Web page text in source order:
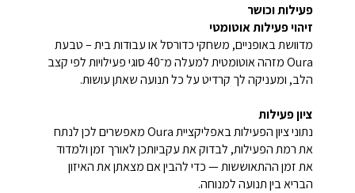
פעילות וכושר
זיהוי פעילות אוטומטי
מדוושת באופניים, משחקי כדורסל או עבודות בית – טבעת
Oura מזהה אוטומטית למעלה מ־40 סוגי פעילויות לפי קצב
הלב, ומעניקה לך קרדיט על כל תנועה שאתן עושות.
ציון פעילות
נתוני ציון הפעילות באפליקציית Oura מאפשרים לכן לנתח
את רמת הפעילות, לבדוק את עקביותכן לאורך זמן ולמדוד
את זמן ההתאוששות — כדי להבין אם מצאתן את האיזון
הבריא בין תנועה למנוחה.